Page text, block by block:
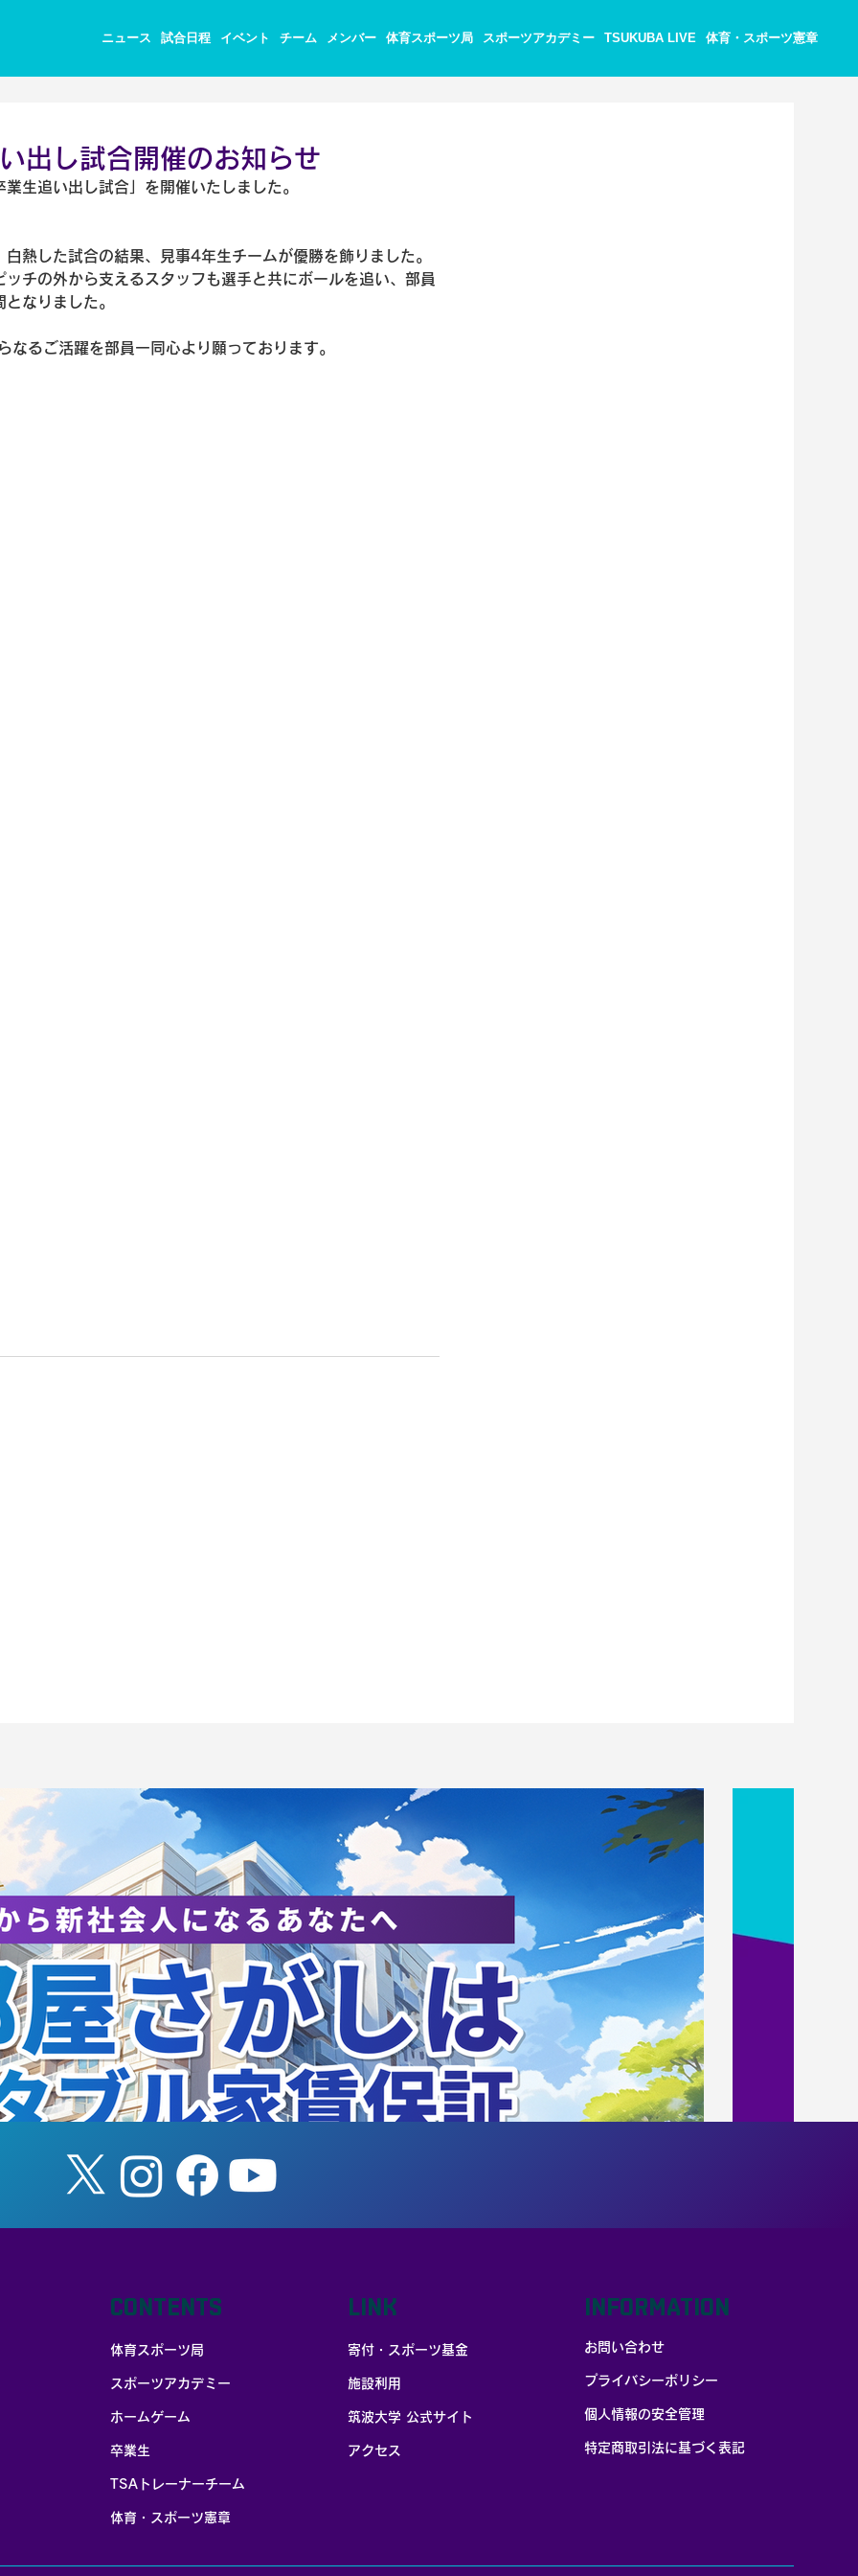
ニュース 試合日程 イベント チーム メンバー 体育スポーツ局 スポーツアカデミー TSUKUBA LIVE 体育・スポーツ憲章
出し試合開催のお知らせ
生追い出し試合」を開催いたしました。
熱した試合の結果、見事4年生チームが優勝を飾りました。
チの外から支えるスタッフも選手と共にボールを追い、部員
なりました。
るご活躍を部員一同心より願っております。
日本大学選抜 イタリア遠
メンバー選出のお知らせ
【7月25日TSUKUBA
LIVE!】イベント情報
お部屋探しはポータブル家賃保証
体育スポーツ局
スポーツアカデミー
ホームゲーム
卒業生
TSAトレーナーチーム
体育・スポーツ憲章
CONTENTS
寄付・スポーツ基金
施設利用
筑波大学 公式サイト
アクセス
LINK INFORMATION
お問い合わせ
プライバシーポリシー
個人情報の安全管理
​特定商取引法に基づく表記